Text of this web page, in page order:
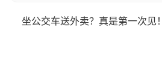
坐公交车送外卖？真是第一次见！